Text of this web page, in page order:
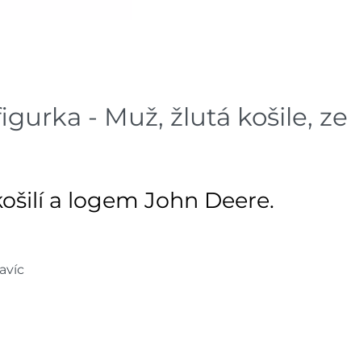
- Muž, žlutá košile,
a logem John Deere.